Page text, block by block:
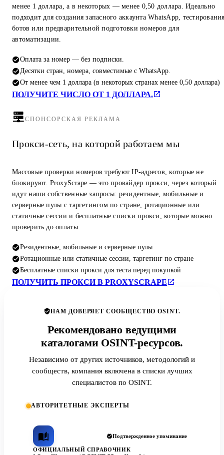
менее 1 доллара, а в некоторых — менее 0,50 доллара. Идеально
подходит для создания запасного аккаунта WhatsApp,
ботов или предварительной подготовки номеров для
автоматизации.
Оплата за номер — без подписки.
Десятки стран, номера, совместимые с WhatsApp.
От менее чем 1 доллара (в некоторых странах менее 0,50 доллара)
ПОЛУЧИТЕ ЧИСЛО ОТ 1 ДОЛЛАРА.
СПОНСОРСКАЯ РЕКЛАМА
Прокси-сеть, на которой работаем мы
Массовые проверки номеров требуют IP-адресов, которые не
блокируют. ProxyScrape — это провайдер прокси, через который
идут наши собственные запросы: резидентные, мобильные и
серверные пулы с таргетингом по стране, ротационные или
статичные сессии и бесплатные списки прокси, которые можно
проверить до оплаты.
Резидентные, мобильные и серверные пулы
Ротационные или статичные сессии, таргетинг по стране
Бесплатные списки прокси для теста перед покупкой
ПОЛУЧИТЬ ПРОКСИ В PROXYSCRAPE
НАМ ДОВЕРЯЕТ СООБЩЕСТВО OSINT.
Рекомендовано ведущими
каталогами OSINT-ресурсов.
Независимо от других источников, методологий и
сообществ, компания включена в списки лучших
специалистов по OSINT.
АВТОРИТЕТНЫЕ ЭКСПЕРТЫ
Подтвержденное упоминание
ОФИЦИАЛЬНЫЙ СПРАВОЧНИК